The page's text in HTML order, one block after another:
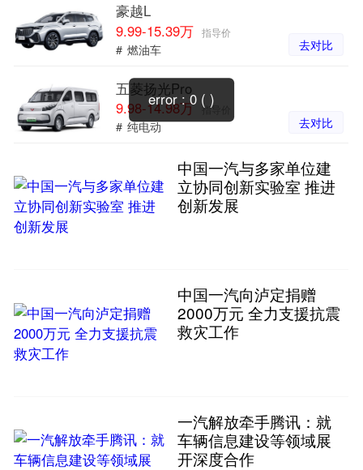
豪越L
9.99-15.39万 指导价
# 燃油车 去对比
五菱扬光Pro
9.98-14.98万 指导价
# 纯电动 去对比
中国一汽与多家单位建
立协同创新实验室 推进
创新发展
中国一汽向泸定捐赠
2000万元 全力支援抗震
救灾工作
一汽解放牵手腾讯：就
车辆信息建设等领域展
开深度合作
error : 0 ( )